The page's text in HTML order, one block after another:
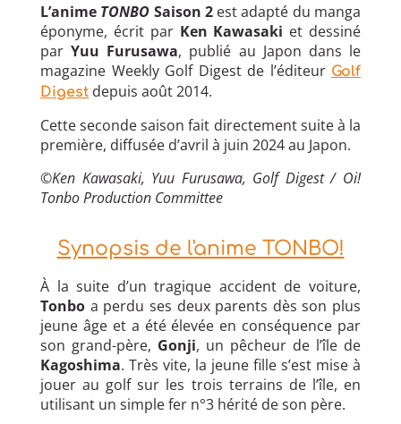
L’anime TONBO Saison 2est adapté du manga
éponyme, écrit par Ken Kawasaki et dessiné
parYuu Furusawa, publié au Japon dans le
magazine Weekly Golf Digest de l’éditeur Golf
Digest depuis août 2014.
Cette seconde saison fait directement suite à la
première, diffusée d’avril à juin 2024 au Japon.
©Ken Kawasaki, Yuu Furusawa, Golf Digest / Oi!
Tonbo Production Committee
Synopsis de l'anime TONBO!
À la suite d’un tragique accident de voiture,
Tonbo a perdu ses deux parents dès son plus
jeune âge et a été élevée en conséquence par
son grand-père, Gonji, un pêcheur de l’île de
Kagoshima. Très vite, la jeune fille s’est mise à
jouer au golf sur les trois terrains de l’île, en
utilisant un simple fer n°3 hérité de son père.